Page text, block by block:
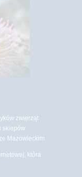
zwierząt
sklepów
Mazowieckim
która